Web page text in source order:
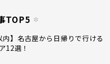
TOP5
内】名古屋から日帰りで行ける
12選！